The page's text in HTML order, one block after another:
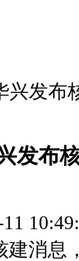
兴发布
发布
建消息